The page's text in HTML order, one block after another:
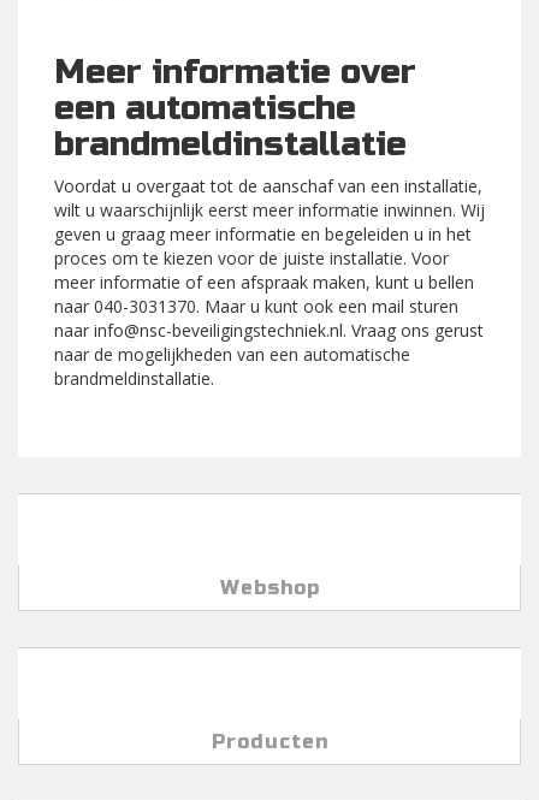
Meer informatie over
een automatische
brandmeldinstallatie
Voordat u overgaat tot de aanschaf van een installatie,
wilt u waarschijnlijk eerst meer informatie inwinnen. Wij
geven u graag meer informatie en begeleiden u in het
proces om te kiezen voor de juiste installatie. Voor
meer informatie of een afspraak maken, kunt u bellen
naar 040-3031370. Maar u kunt ook een mail sturen
naar info@nsc-beveiligingstechniek.nl. Vraag ons gerust
naar de mogelijkheden van een automatische
brandmeldinstallatie.
Webshop
Producten